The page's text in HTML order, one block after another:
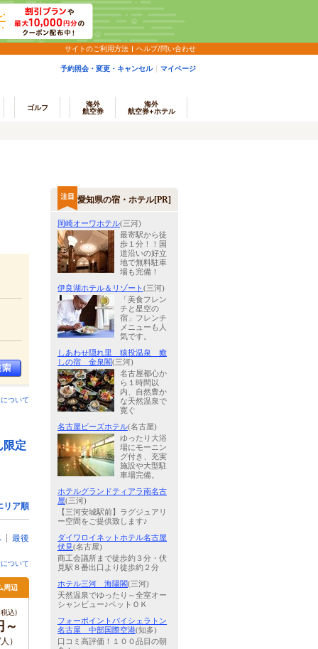
サイトのご利用方法 ヘルプ/問い合わせ
予約照会・変更・キャンセル マイページ
ゴルフ
海外
航空券
海外
航空券+ホテル
ついて
定
リア順
最後
ついて
周辺
込)
）
愛知県の宿・ホテル[PR]
岡崎オーワホテル(三河)
最寄駅から徒
歩１分！！国
道沿いの好立
地で無料駐車
場も完備！
伊良湖ホテル＆リゾート(三河)
「美食フレン
チと星空の
宿」フレンチ
メニューも人
気です。
しあわせ隠れ里 猿投温泉 癒
しの宿 金泉閣(三河)
名古屋都心か
ら１時間以
内、自然豊か
な天然温泉で
寛ぐ
名古屋ビーズホテル(名古屋)
ゆったり大浴
場にモーニン
グ付き、充実
施設や大型駐
車場完備。
ホテルグランドティアラ南名古
屋(三河)
【三河安城駅前】ラグジュアリ
ー空間をご提供致します♪
ダイワロイネットホテル名古屋
伏見(名古屋)
商工会議所まで徒歩約３分・伏
見駅８番出口より徒歩約２分
ホテル三河 海陽閣(三河)
天然温泉でゆったり～全室オー
シャンビュー♪ペットＯＫ
フォーポイントバイシェラトン
名古屋 中部国際空港(知多)
口コミ高評価！１００品目の朝